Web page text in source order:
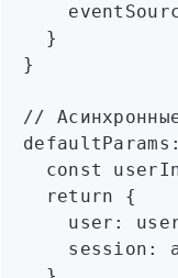
  }
}
//
defaultParams :
  const
  return
{
    user
:
    session
: